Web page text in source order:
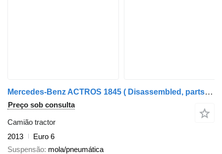
Mercedes-Benz ACTROS 1845 ( Disassembled, parts only) para peças
Preço sob consulta
Camião tractor
2013
Euro 6
Suspensão mola/pneumática